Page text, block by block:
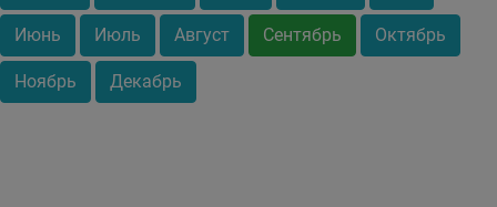
Июнь Июль Август Сентябрь Октябрь
Ноябрь Декабрь